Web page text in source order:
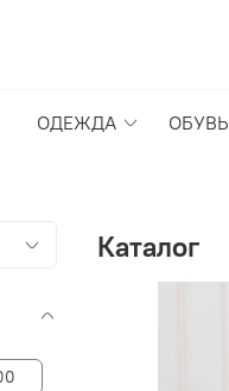
ОДЕЖДА ОБУВЬ
Каталог